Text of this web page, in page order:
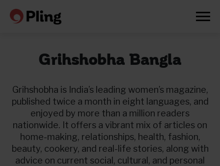
Grihshobha Bangla
Grihshobha is India’s leading women’s magazine,
published twice a month in eight languages, and
enjoyed by more than a million readers
nationwide. It offers a vibrant mix of articles on
home-making, relationships, health, fashion,
beauty, cookery, and real-life stories, along with
advice on current social, cultural, and personal